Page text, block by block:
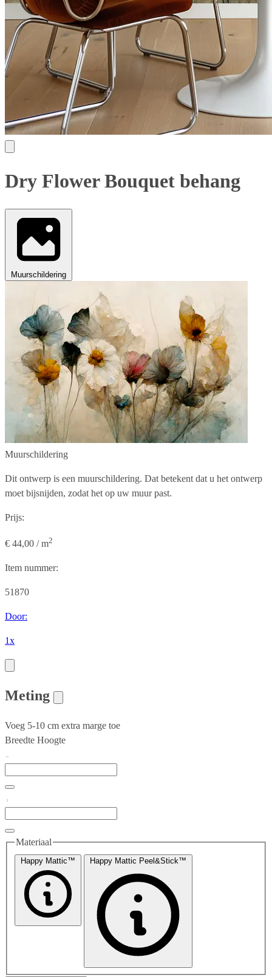
Dry Flower Bouquet behang
Muurschildering
Muurschildering
Dit ontwerp is een muurschildering. Dat betekent dat u het ontwerp
moet bijsnijden, zodat het op uw muur past.
Prijs:
€ 44,00 / m2
Item nummer:
51870
Door:
1x
Meting
Voeg 5-10 cm extra marge toe
Breedte Hoogte
Materiaal
Happy Mattic™ Happy Mattic Peel&Stick™